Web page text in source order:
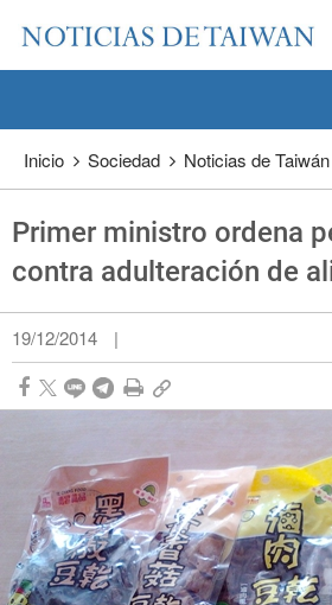
Pase a contenido principal
Inicio Sociedad Noticias de Taiwán
Primer ministro ordena
contra adulteración de
19/12/2014 |